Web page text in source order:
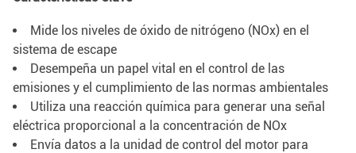
Mide los niveles de óxido de nitrógeno (NOx) en el
sistema de escape
Desempeña un papel vital en el control de las
emisiones y el cumplimiento de las normas ambientales
Utiliza una reacción química para generar una señal
eléctrica proporcional a la concentración de NOx
Envía datos a la unidad de control del motor para